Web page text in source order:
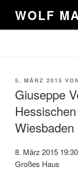
Inhalt
springen
WOLF
VERÖFFENTLICHT
5. MÄRZ 2015
Giuseppe
Wiesbaden
8. März 2015
Großes Haus